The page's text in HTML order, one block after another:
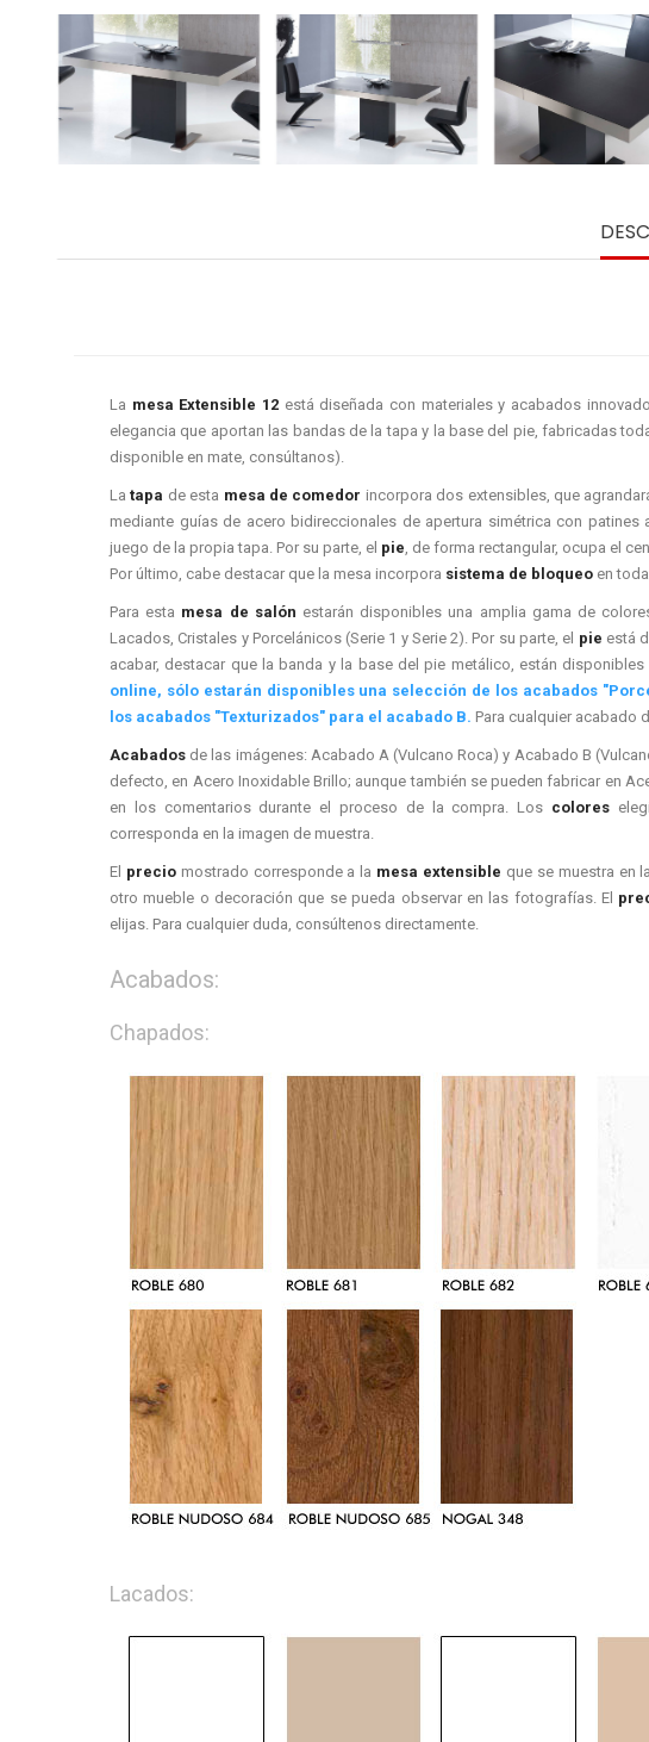
La mesa Extensible 12 está diseñada con materiales y acabados
elegancia que aportan las bandas de la tapa y la base del pie, fabricadas
disponible en mate, consúltanos).
Latapa de esta mesa de comedor incorpora dos extensibles, que
mediante guías de acero bidireccionales de apertura simétrica con
juego de la propia tapa. Por su parte, el pie, de forma rectangular, ocupa el
Por último, cabe destacar que la mesa incorpora sistema de bloqueo en
Para esta mesa de salón estarán disponibles una amplia gama de
Lacados, Cristales y Porcelánicos (Serie 1 y Serie 2). Por su parte, el pie está
acabar, destacar que la banda y la base del pie metálico, están
online, sólo estarán disponibles una selección de los acabados
los acabados "Texturizados" para el acabado B. Para cualquier acabado
Acabados de las imágenes: Acabado A (Vulcano Roca) y Acabado B
defecto, en Acero Inoxidable Brillo; aunque también se pueden fabricar en
en los comentarios durante el proceso de la compra. Los colores
corresponda en la imagen de muestra.
El preciomostrado corresponde a la mesa extensible que se muestra en
otro mueble o decoración que se pueda observar en las fotografías. El
elijas. Para cualquier duda, consúltenos directamente.
Acabados:
Chapados:
Lacados: